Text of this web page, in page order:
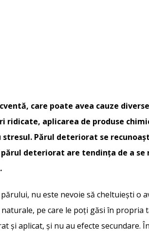
care poate avea cauze
aplicarea de produse
Părul deteriorat se
deteriorat are tendința de a se
nu este nevoie să cheltuiești o
pe care le poți găsi în propria
și aplicat, și nu au efecte secundare.